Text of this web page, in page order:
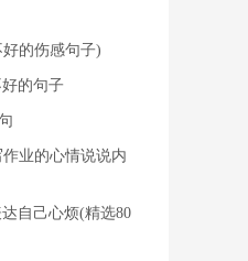
的伤感句子)
的句子
业的心情说说内
自己心烦(精选80